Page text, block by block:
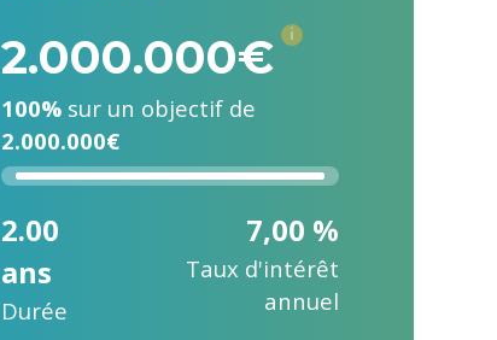
2.000.000€ i
100% sur un objectif de
2.000.000€
2.00
ans
Durée
7,00 %
Taux d'intérêt
annuel